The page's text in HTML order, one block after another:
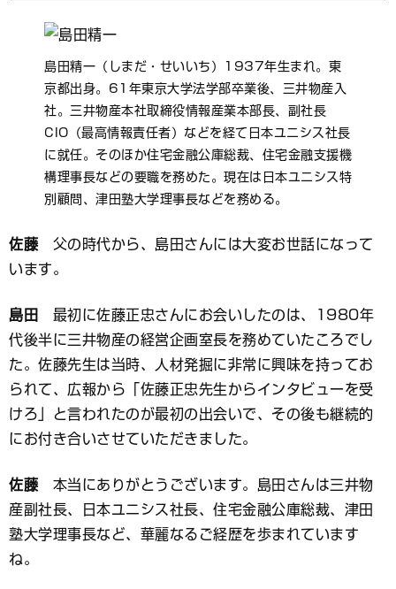
島田精一（しまだ・せいいち）1937年生まれ。東
京都出身。61年東京大学法学部卒業後、三井物産入
社。三井物産本社取締役情報産業本部長、副社長
CIO（最高情報責任者）などを経て日本ユニシス社長
に就任。そのほか住宅金融公庫総裁、住宅金融支援機
構理事長などの要職を務めた。現在は日本ユニシス特
別顧問、津田塾大学理事長などを務める。
佐藤父の時代から、島田さんには大変お世話になって
います。
島田
最初に佐藤正忠さんにお会いしたのは、1980年
代後半に三井物産の経営企画室長を務めていたころでし
た。佐藤先生は当時、人材発掘に非常に興味を持ってお
られて、広報から「佐藤正忠先生からインタビューを受
けろ」と言われたのが最初の出会いで、その後も継続的
にお付き合いさせていただきました。
佐藤本当にありがとうございます。島田さんは三井物
産副社長、日本ユニシス社長、住宅金融公庫総裁、津田
塾大学理事長など、華麗なるご経歴を歩まれています
ね。